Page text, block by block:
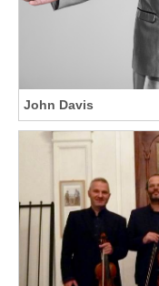
John Davis
Link zur Künstler-Seite